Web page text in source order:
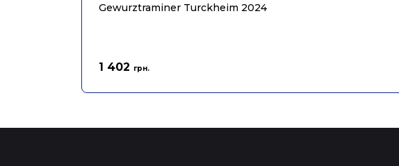
Gewurztraminer Turckheim 2024
1 402 грн.